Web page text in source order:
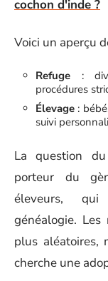
cochon d'inde ?
Voici un aperçu
Refuge :
procédures
Élevage :
suivi
La question du
porteur du
éleveurs, qui
généalogie.
plus aléatoires,
cherche une